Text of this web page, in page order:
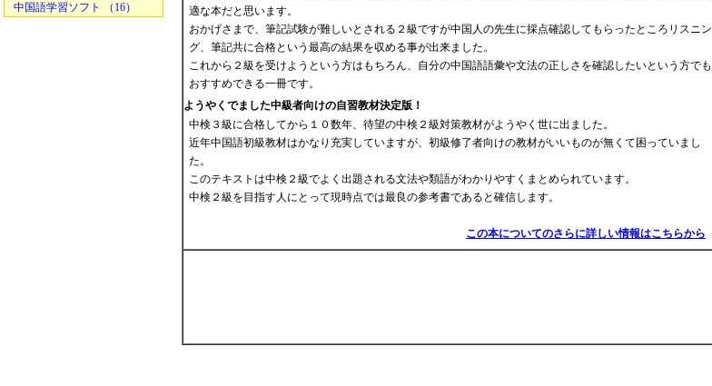
中国語学習ソフト （16）
適な本だと思います。
おかげさまで、筆記試験が難しいとされる２級ですが中国人の先生に採点確認してもらったところリスニン
グ、筆記共に合格という最高の結果を収める事が出来ました。
これから２級を受けようという方はもちろん、自分の中国語語彙や文法の正しさを確認したいという方でも
おすすめできる一冊です。
ようやくでました中級者向けの自習教材決定版！
中検３級に合格してから１０数年、待望の中検２級対策教材がようやく世に出ました。
近年中国語初級教材はかなり充実していますが、初級修了者向けの教材がいいものが無くて困っていまし
た。
このテキストは中検２級でよく出題される文法や類語がわかりやすくまとめられています。
中検２級を目指す人にとって現時点では最良の参考書であると確信します。
この本についてのさらに詳しい情報はこちらから